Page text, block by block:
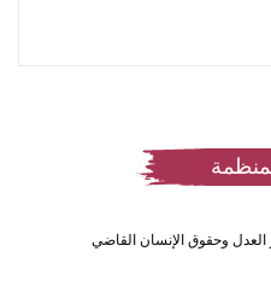
العدل وحقوق الإنسان القاضي